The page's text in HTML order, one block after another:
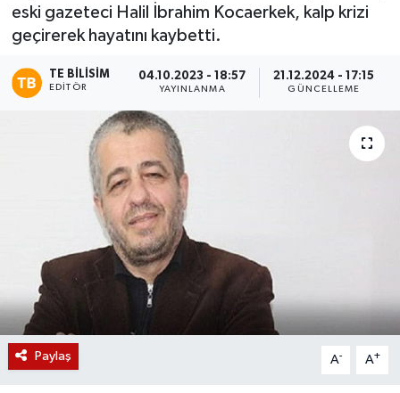
eski gazeteci Halil İbrahim Kocaerkek, kalp krizi
geçirerek hayatını kaybetti.
TE BILISIM
EDITÖR
04.10.2023 - 18:57
YAYINLANMA
21.12.2024 - 17:15
GÜNCELLEME
Paylaş A- A+
Sivil Toplum
Etkinlikler